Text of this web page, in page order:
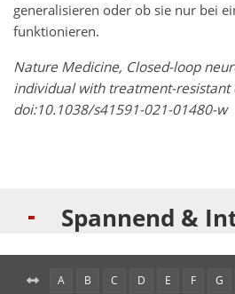
generalisieren oder ob sie nur bei
funktionieren.
Nature Medicine, Closed-loop
individual with treatment-resistant
doi:10.1038/s41591-021-01480-w
Spannend &
A B C D E F G